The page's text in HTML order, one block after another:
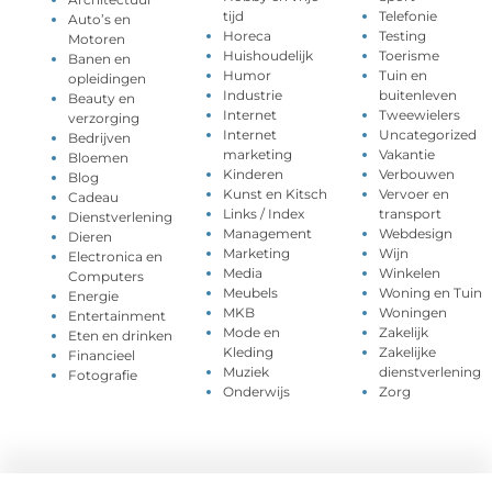
Auto’s en
Motoren
Banen en
opleidingen
Beauty en
verzorging
Bedrijven
Bloemen
Blog
Cadeau
Dienstverlening
Dieren
Electronica en
Computers
Energie
Entertainment
Eten en drinken
Financieel
Fotografie
tijd
Horeca
Huishoudelijk
Humor
Industrie
Internet
Internet
marketing
Kinderen
Kunst en Kitsch
Links / Index
Management
Marketing
Media
Meubels
MKB
Mode en
Kleding
Muziek
Onderwijs
Telefonie
Testing
Toerisme
Tuin en
buitenleven
Tweewielers
Uncategorized
Vakantie
Verbouwen
Vervoer en
transport
Webdesign
Wijn
Winkelen
Woning en Tuin
Woningen
Zakelijk
Zakelijke
dienstverlening
Zorg